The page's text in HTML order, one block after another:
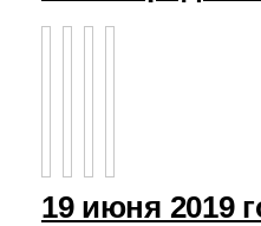
19 июня 2019